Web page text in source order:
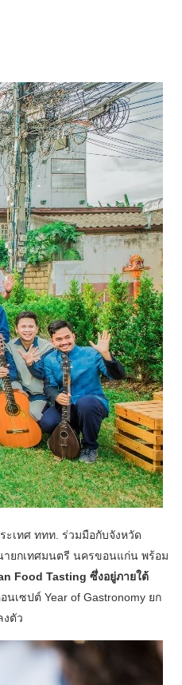
ะเทศ ททท. ร่วมมือกับจังหวัด
ายกเทศมนตรี นครขอนแก่น พร้อม
Food Tasting ซึ่งอยู่ภายใต้
เซปต์ Year of Gastronomy ยก
งตัว